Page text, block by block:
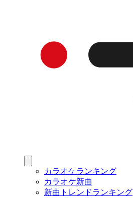
カラオケランキング
カラオケ新曲
新曲トレンドランキング